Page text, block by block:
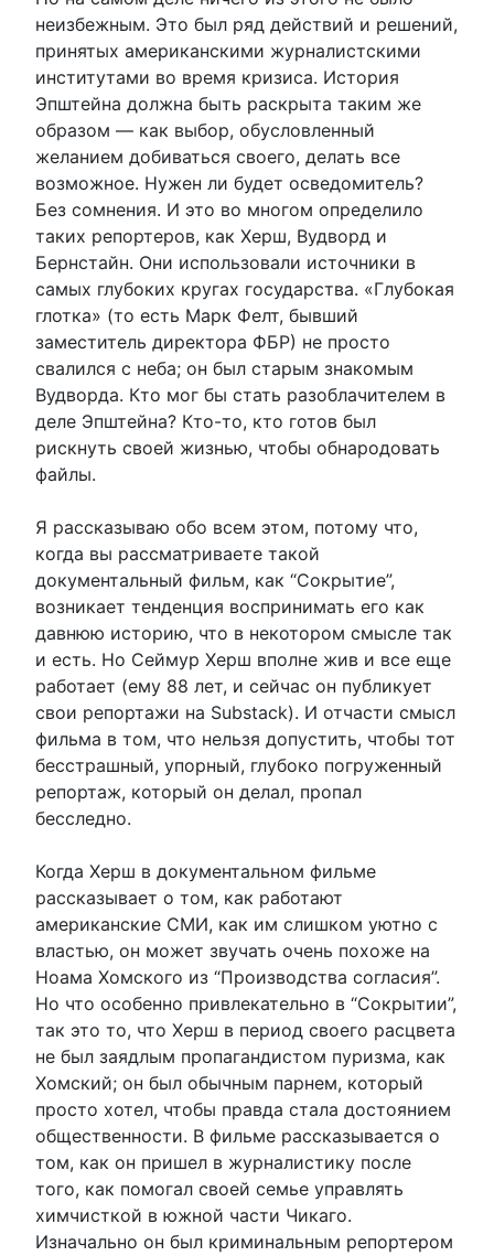
неизбежным. Это был ряд действий и решений,
принятых американскими журналистскими
институтами во время кризиса. История
Эпштейна должна быть раскрыта таким же
образом — как выбор, обусловленный
желанием добиваться своего, делать все
возможное. Нужен ли будет осведомитель?
Без сомнения. И это во многом определило
таких репортеров, как Херш, Вудворд и
Бернстайн. Они использовали источники в
самых глубоких кругах государства. «Глубокая
глотка» (то есть Марк Фелт, бывший
заместитель директора ФБР) не просто
свалился с неба; он был старым знакомым
Вудворда. Кто мог бы стать разоблачителем в
деле Эпштейна? Кто-то, кто готов был
рискнуть своей жизнью, чтобы обнародовать
файлы.
Я рассказываю обо всем этом, потому что,
когда вы рассматриваете такой
документальный фильм, как “Сокрытие”,
возникает тенденция воспринимать его как
давнюю историю, что в некотором смысле так
и есть. Но Сеймур Херш вполне жив и все еще
работает (ему 88 лет, и сейчас он публикует
свои репортажи на Substack). И отчасти смысл
фильма в том, что нельзя допустить, чтобы тот
бесстрашный, упорный, глубоко погруженный
репортаж, который он делал, пропал
бесследно.
Когда Херш в документальном фильме
рассказывает о том, как работают
американские СМИ, как им слишком уютно с
властью, он может звучать очень похоже на
Ноама Хомского из “Производства согласия”.
Но что особенно привлекательно в “Сокрытии”,
так это то, что Херш в период своего расцвета
не был заядлым пропагандистом пуризма, как
Хомский; он был обычным парнем, который
просто хотел, чтобы правда стала достоянием
общественности. В фильме рассказывается о
том, как он пришел в журналистику после
того, как помогал своей семье управлять
химчисткой в южной части Чикаго.
Изначально он был криминальным репортером